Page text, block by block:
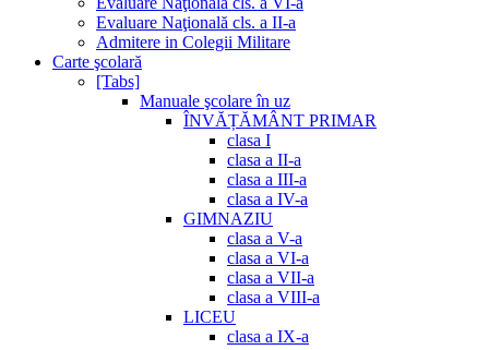
Evaluare Naţională cls. a II-a
Admitere in Colegii Militare
Carte şcolară
[Tabs]
Manuale şcolare în uz
ÎNVĂȚĂMÂNT PRIMAR
clasa I
clasa a II-a
clasa a III-a
clasa a IV-a
GIMNAZIU
clasa a V-a
clasa a VI-a
clasa a VII-a
clasa a VIII-a
LICEU
clasa a IX-a